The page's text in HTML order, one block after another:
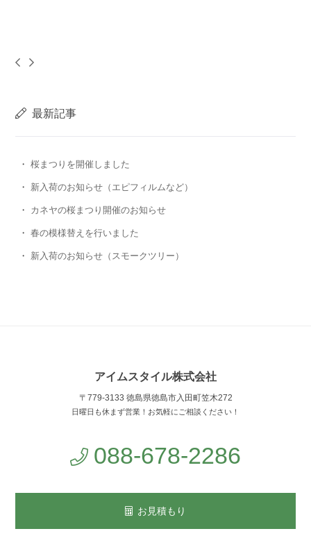
最新記事
桜まつりを開催しました
新入荷のお知らせ（エピフィルムなど）
カネヤの桜まつり開催のお知らせ
春の模様替えを行いました
新入荷のお知らせ（スモークツリー）
アイムスタイル株式会社
〒779-3133 徳島県徳島市入田町笠木272
日曜日も休まず営業！お気軽にご相談ください！
088-678-2286
お見積もり